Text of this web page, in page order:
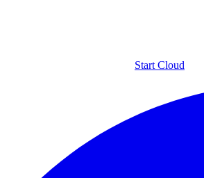
Start Cloud